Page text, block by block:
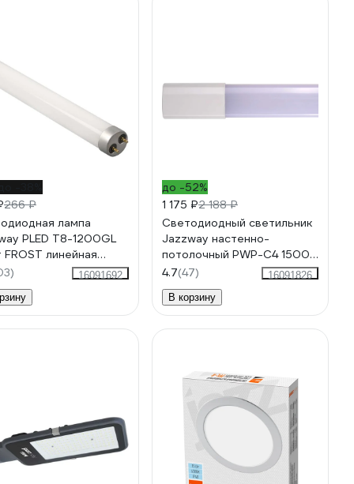
266 ₽
лампа
PLED T8-1200GL
линейная
нейтральный белый
230В/50Гц
16091692
до -52%
1 175 ₽2 188 ₽
Светодиодный светильник
Jazzway настенно-
потолочный PWP-С4 1500
45Вт 6500К IP65 4500лм
ДСП COMPACT 5016699
4.7(47)
16091826
В корзину